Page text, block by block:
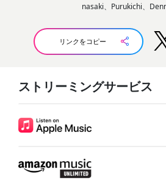
nasaki、Purukichi、
リンクをコピー
ストリーミングサービス